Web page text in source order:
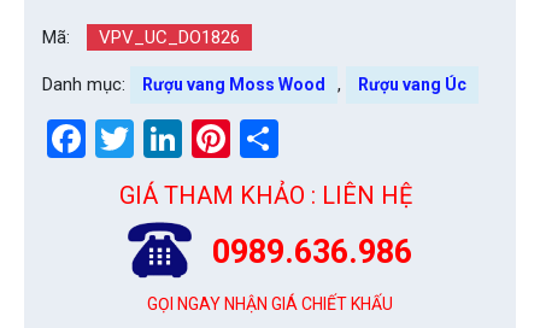
Mã: VPV_UC_DO1826
Danh mục: Rượu vang Moss Wood , Rượu vang Úc
Facebook
Twitter
LinkedIn
Pinterest
GIÁ THAM KHẢO : LIÊN HỆ
0989.636.986
GỌI NGAY NHẬN GIÁ CHIẾT KHẤU